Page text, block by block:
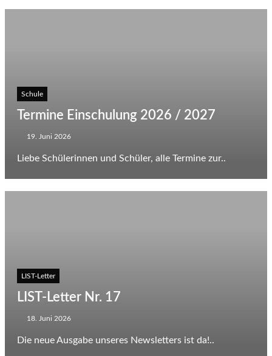
Schule
Termine Einschulung 2026 / 2027
19. Juni 2026
Liebe Schülerinnen und Schüler, alle Termine zur..
LIST-Letter
LIST-Letter Nr. 17
18. Juni 2026
Die neue Ausgabe unseres Newsletters ist da!..